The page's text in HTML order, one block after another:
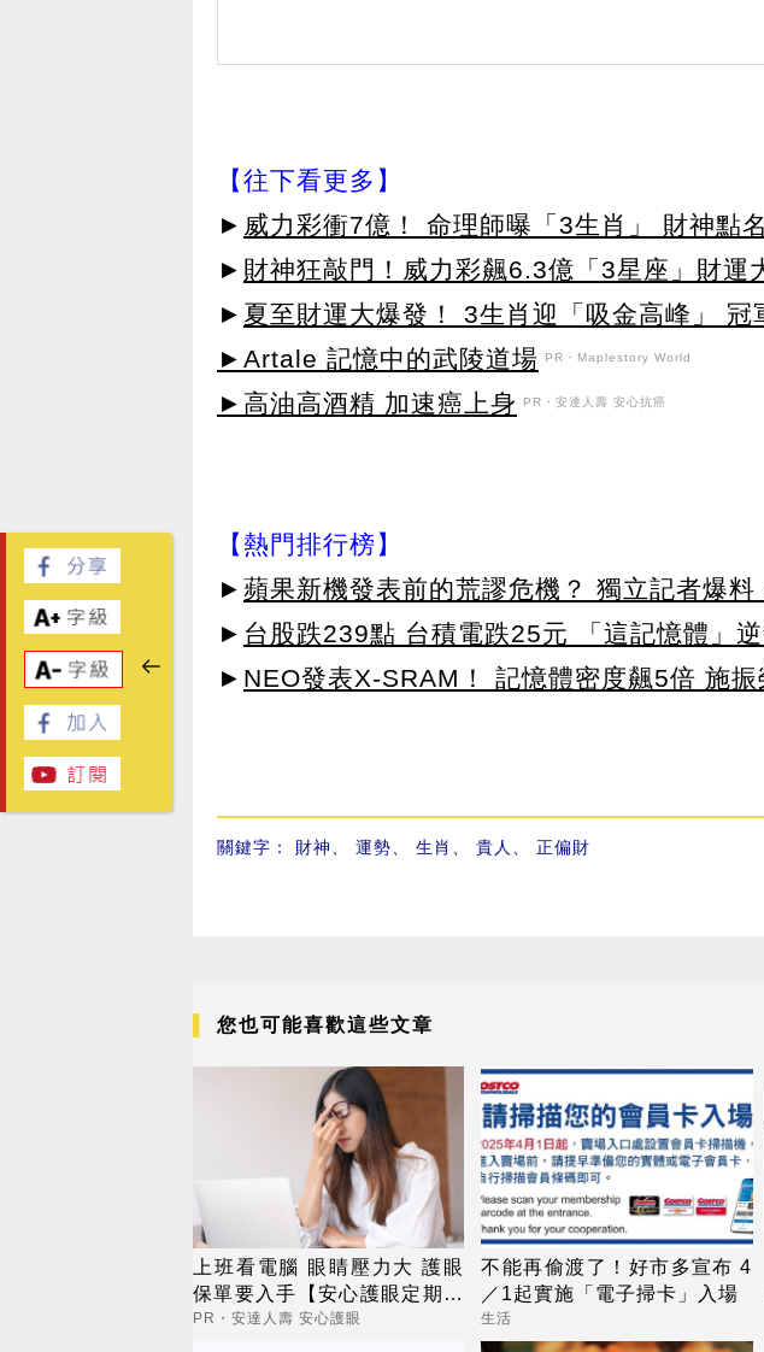
【往下看更多】
► 威力彩衝7億！ 命理師曝「3生肖」 財神點
► 財神狂敲門！威力彩飆6.3億「3星座」財運
► 夏至財運大爆發！ 3生肖迎「吸金高峰」 冠
►Artale 記憶中的武陵道場
PR・Maplestory World
►高油高酒精 加速癌上身 PR・安達人壽 安心抗癌
【熱門排行榜】
► 蘋果新機發表前的荒謬危機？ 獨立記者爆
► 台股跌239點 台積電跌25元 「這記憶體」
► NEO發表X-SRAM！ 記憶體密度飆5倍 施
關鍵字： 財神、 運勢、 生肖 、 貴人 、 正偏財
您也可能喜歡這些文章
上班看電腦 眼睛壓力大 護眼
保單要入手【安心護眼定期眼
睛險】
PR・安達人壽 安心護眼
不能再偷渡了！好市多宣布 4
／1起實施「電子掃卡」入場
生活